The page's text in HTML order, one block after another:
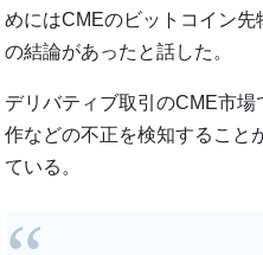
めにはCMEのビットコイン
の結論があったと話した。
デリバティブ取引のCME市
作などの不正を検知すること
ている。